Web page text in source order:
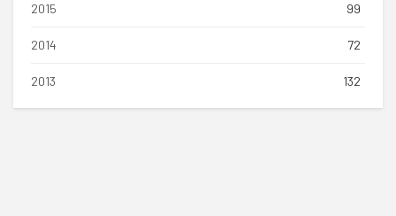
2015 99
2014 72
2013 132